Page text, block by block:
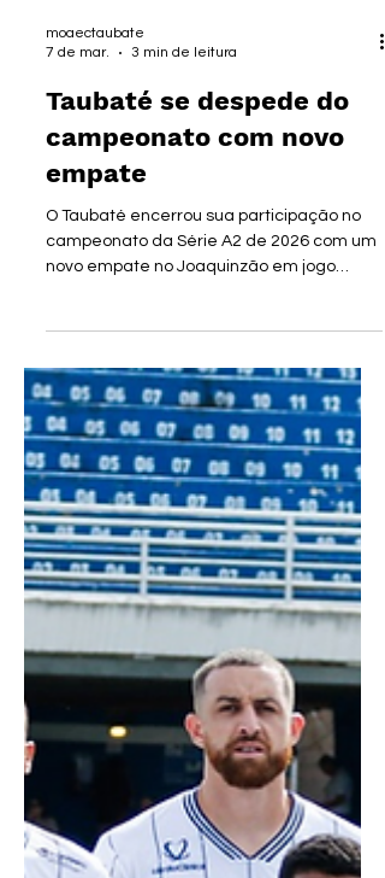
7 de mar.
3 min de leitura
Taubaté se despede do
campeonato com novo
empate
O Taubaté encerrou sua participação no
recebeu o desesperado Grêmio Prudente
que veio a Taubaté de olho nos outros
jogos da rodada, visto que tinha chance
de escapar do rebaixamento. E com a
missão de vencer começou o jogo para
cima do Taubaté e conseguiu o se gol logo
aos 3 minutos. O Taubaté não deixou por
menos e partiu para cima do adversário
que, vencendo o jogo